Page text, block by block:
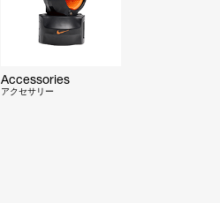
Accessories
アクセサリー